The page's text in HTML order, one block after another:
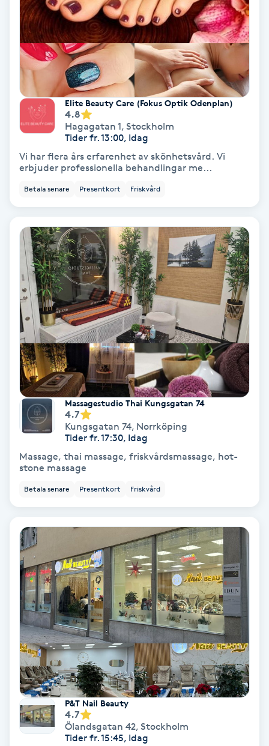
Färgning
Föning
Gel naglar
Gelenaglar
Gellack
Gravidmassage
Gravidyoga
Gruppträning
Gua Sha-massage
Hatha Yoga
Headspa
Hollywood Peel
Hot Stone Massage
Hot yoga
Hudföryngring
Huduppstramning
Hudvård
Elite Beauty Care (Fokus Optik Odenplan)
4.8
Hagagatan 1, Stockholm
Tider fr. 13:00, Idag
Vi har flera års erfarenhet av skönhetsvård. Vi
erbjuder professionella behandlingar me...
Betala senare Presentkort Friskvård
Massagestudio Thai Kungsgatan 74
4.7
Kungsgatan 74, Norrköping
Tider fr. 17:30, Idag
Massage, thai massage, friskvårdsmassage, hot-
stone massage
Betala senare Presentkort Friskvård
P&T Nail Beauty
4.7
Ölandsgatan 42, Stockholm
Tider fr. 15:45, Idag